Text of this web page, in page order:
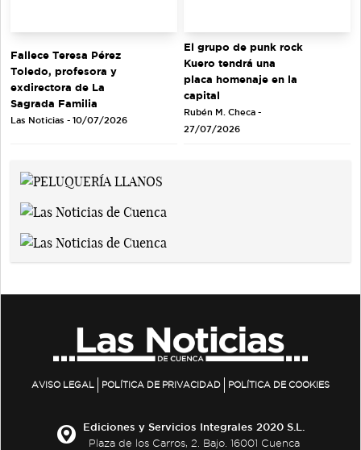
Fallece Teresa Pérez
Toledo, profesora y
exdirectora de La
Sagrada Familia
Las Noticias - 10/07/2026
El grupo de punk rock
Kuero tendrá una
placa homenaje en la
capital
Rubén M. Checa -
27/07/2026
AVISO LEGAL POLÍTICA DE PRIVACIDAD POLÍTICA DE COOKIES
Ediciones y Servicios Integrales 2020 S.L.
Plaza de los Carros, 2. Bajo. 16001 Cuenca